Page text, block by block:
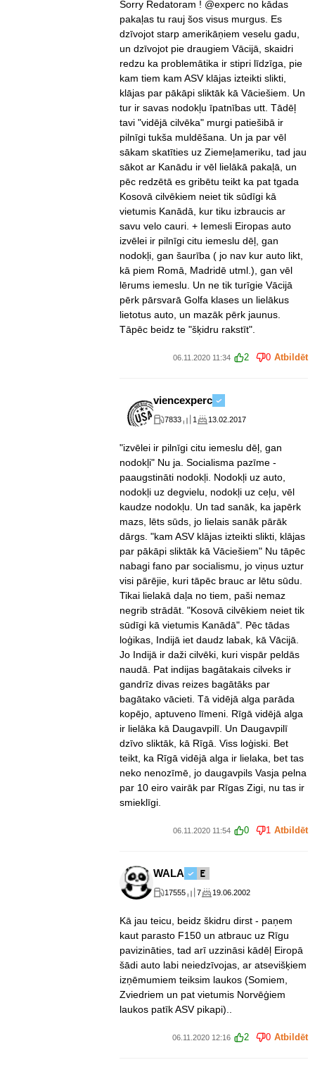
Sorry Redatoram ! @experc no kādas
pakaļas tu rauj šos visus murgus. Es
dzīvojot starp amerikāņiem veselu gadu,
un dzīvojot pie draugiem Vācijā, skaidri
redzu ka problemātika ir stipri līdzīga, pie
kam tiem kam ASV klājas izteikti slikti,
klājas par pākāpi sliktāk kā Vāciešiem. Un
tur ir savas nodokļu īpatnības utt. Tādēļ
tavi "vidējā cilvēka" murgi patiešibā ir
pilnīgi tukša muldēšana. Un ja par vēl
sākam skatīties uz Ziemeļameriku, tad jau
sākot ar Kanādu ir vēl lielākā pakaļā, un
pēc redzētā es gribētu teikt ka pat tgada
Kosovā cilvēkiem neiet tik sūdīgi kā
vietumis Kanādā, kur tiku izbraucis ar
savu velo cauri. + Iemesli Eiropas auto
izvēlei ir pilnīgi citu iemeslu dēļ, gan
nodokļi, gan šaurība ( jo nav kur auto likt,
kā piem Romā, Madridē utml.), gan vēl
lērums iemeslu. Un ne tik turīgie Vācijā
pērk pārsvarā Golfa klases un lielākus
lietotus auto, un mazāk pērk jaunus.
Tāpēc beidz te "šķidru rakstīt".
06.11.2020 11:34 2 0 Atbildēt
viencexperc
7833 1 13.02.2017
"izvēlei ir pilnīgi citu iemeslu dēļ, gan
nodokļi" Nu ja. Socialisma pazīme -
paaugstināti nodokļi. Nodokļi uz auto,
nodokļi uz degvielu, nodokļi uz ceļu, vēl
kaudze nodokļu. Un tad sanāk, ka japērk
mazs, lēts sūds, jo lielais sanāk pārāk
dārgs. "kam ASV klājas izteikti slikti, klājas
par pākāpi sliktāk kā Vāciešiem" Nu tāpēc
nabagi fano par socialismu, jo viņus uztur
visi pārējie, kuri tāpēc brauc ar lētu sūdu.
Tikai lielakā daļa no tiem, paši nemaz
negrib strādāt. "Kosovā cilvēkiem neiet tik
sūdīgi kā vietumis Kanādā". Pēc tādas
loģikas, Indijā iet daudz labak, kā Vācijā.
Jo Indijā ir daži cilvēki, kuri vispār peldās
naudā. Pat indijas bagātakais cilveks ir
gandrīz divas reizes bagātāks par
bagātako vācieti. Tā vidējā alga parāda
kopējo, aptuveno līmeni. Rīgā vidējā alga
ir lielāka kā Daugavpilī. Un Daugavpilī
dzīvo sliktāk, kā Rīgā. Viss loģiski. Bet
teikt, ka Rīgā vidējā alga ir lielaka, bet tas
neko nenozīmē, jo daugavpils Vasja pelna
par 10 eiro vairāk par Rīgas Zigi, nu tas ir
smieklīgi.
06.11.2020 11:54 0 1 Atbildēt
WALA
17555 7 19.06.2002
Kā jau teicu, beidz škidru dirst - paņem
kaut parasto F150 un atbrauc uz Rīgu
pavizināties, tad arī uzzināsi kādēļ Eiropā
šādi auto labi neiedzīvojas, ar atsevišķiem
izņēmumiem teiksim laukos (Somiem,
Zviedriem un pat vietumis Norvēģiem
laukos patīk ASV pikapi)..
06.11.2020 12:16 2 0 Atbildēt